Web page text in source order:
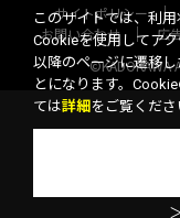
サイトポリシー
お問い合わせ
広
©KADOKAWA
このサイトでは、利
Cookieを使用してア
以降のページに遷移
とになります。
ては詳細 をご覧くださ